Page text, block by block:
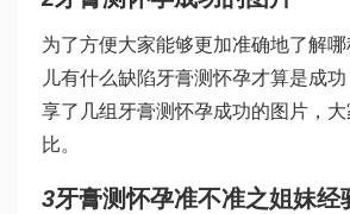
为了方便大家能够更加准确地了解哪
儿有什么缺陷牙膏测怀孕才算是成
享了几组牙膏测怀孕成功的图片，
比。
3牙膏测怀孕准不准之姐妹经